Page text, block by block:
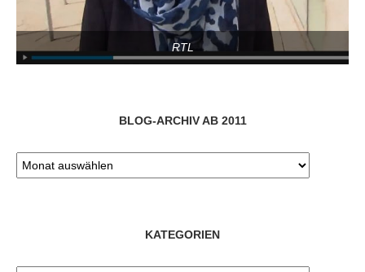
RTL
BLOG-ARCHIV AB 2011
KATEGORIEN